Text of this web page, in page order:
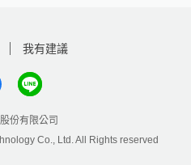
我有建議
份有限公司
Co., Ltd. All Rights reserved